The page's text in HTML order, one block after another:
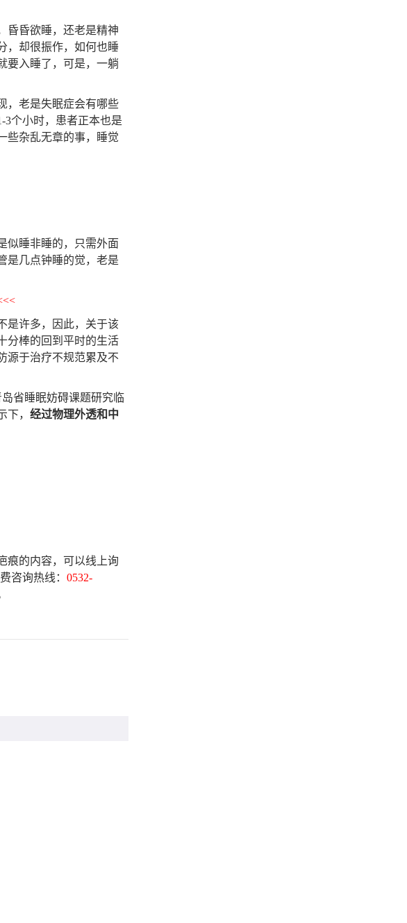
昏昏欲睡，还老是精神
，却很振作，如何也睡
要入睡了，可是，一躺
，老是失眠症会有哪些
3个小时，患者正本也是
些杂乱无章的事，睡觉
似睡非睡的，只需外面
是几点钟睡的觉，老是
许多，因此，关于该
分棒的回到平时的生活
源于治疗不规范累及不
省睡眠妨碍课题研究临
下，经过物理外透和中
的内容，可以线上询
咨询热线：0532-